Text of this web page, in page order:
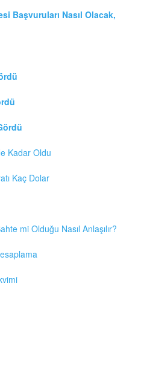
Başvuruları Nasıl Olacak,
Kadar Oldu
Kaç Dolar
mi Olduğu Nasıl Anlaşılır?